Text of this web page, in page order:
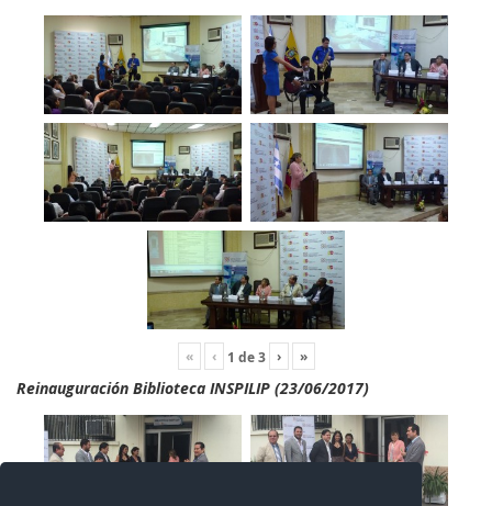
« ‹ 1 de3 › »
Reinauguración Biblioteca INSPILIP (23/06/2017)